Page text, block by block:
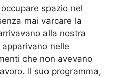
spazio nel
mai varcare la
alla nostra
nelle
che non avevano
Il suo programma,